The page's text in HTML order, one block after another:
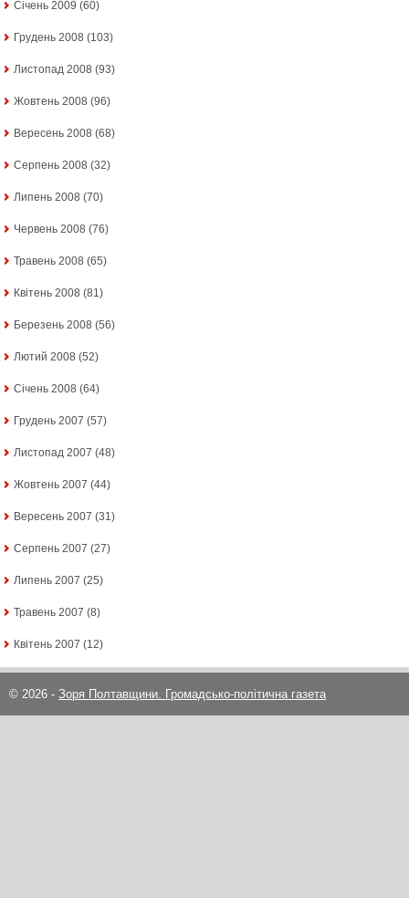
Січень 2009 (60)
Грудень 2008 (103)
Листопад 2008 (93)
Жовтень 2008 (96)
Вересень 2008 (68)
Серпень 2008 (32)
Липень 2008 (70)
Червень 2008 (76)
Травень 2008 (65)
Квітень 2008 (81)
Березень 2008 (56)
Лютий 2008 (52)
Січень 2008 (64)
Грудень 2007 (57)
Листопад 2007 (48)
Жовтень 2007 (44)
Вересень 2007 (31)
Серпень 2007 (27)
Липень 2007 (25)
Травень 2007 (8)
Квітень 2007 (12)
© 2026 - Зоря Полтавщини. Громадсько-політична газета